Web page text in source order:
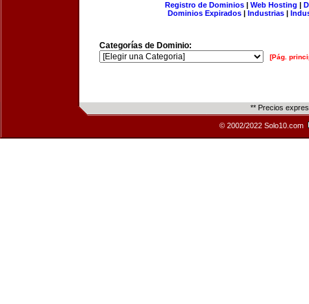
Registro de Dominios| Web Hosting |
Dominios Expirados | Industrias |
Categorías de Dominio:
[Pág.
** Precios
© 2002/2022 Solo10.com